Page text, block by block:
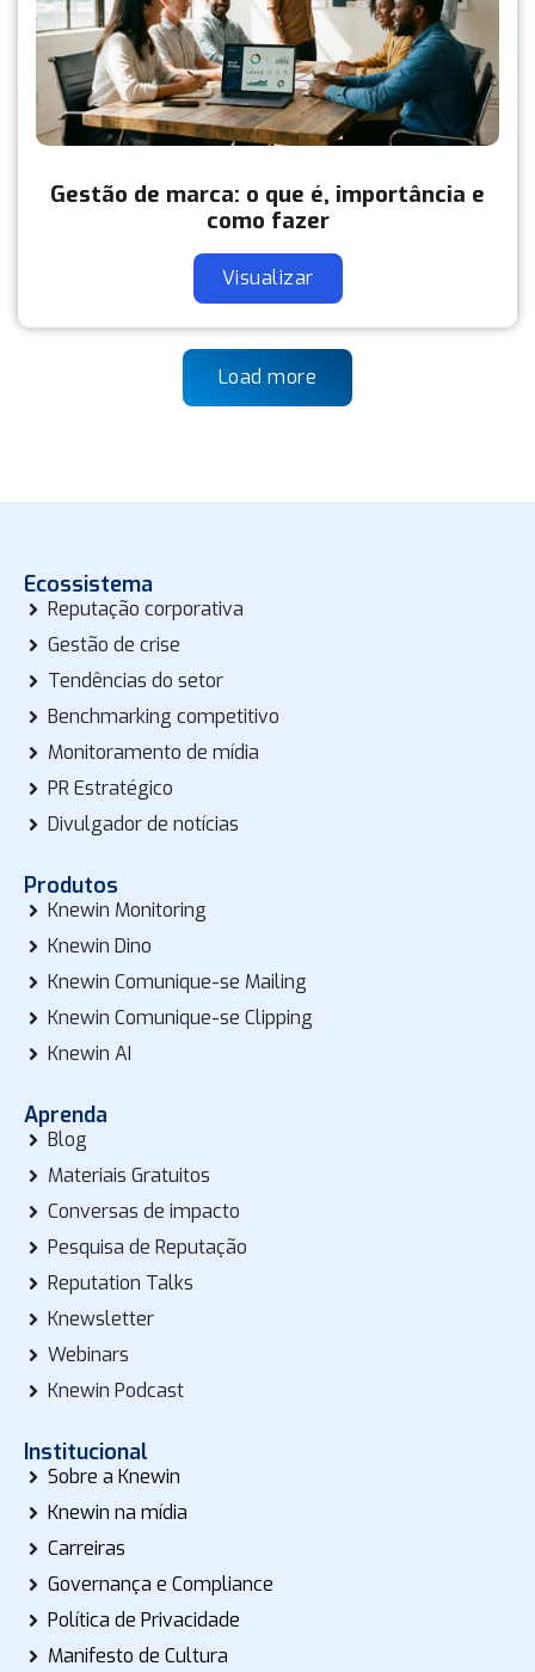
Gestão de marca: o que é, importância e
como fazer
Visualizar
Load more
Ecossistema
Reputação corporativa
Gestão de crise
Tendências do setor
Benchmarking competitivo
Monitoramento de mídia
PR Estratégico
Divulgador de notícias
Produtos
Knewin Monitoring
Knewin Dino
Knewin Comunique-se Mailing
Knewin Comunique-se Clipping
Knewin AI
Aprenda
Blog
Materiais Gratuitos
Conversas de impacto
Pesquisa de Reputação
Reputation Talks
Knewsletter
Webinars
Knewin Podcast
Institucional
Sobre a Knewin
Knewin na mídia
Carreiras
Governança e Compliance
Política de Privacidade
Manifesto de Cultura